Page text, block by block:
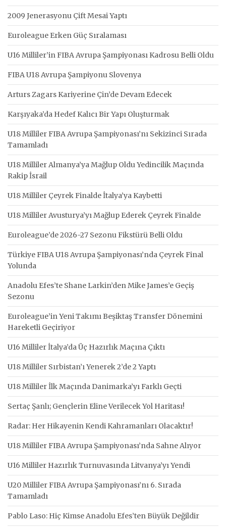
2009 Jenerasyonu Çift Mesai Yaptı
Euroleague Erken Güç Sıralaması
U16 Milliler’in FIBA Avrupa Şampiyonası Kadrosu Belli Oldu
FIBA U18 Avrupa Şampiyonu Slovenya
Arturs Zagars Kariyerine Çin’de Devam Edecek
Karşıyaka’da Hedef Kalıcı Bir Yapı Oluşturmak
U18 Milliler FIBA Avrupa Şampiyonası’nı Sekizinci Sırada
Tamamladı
U18 Milliler Almanya’ya Mağlup Oldu Yedincilik Maçında
Rakip İsrail
U18 Milliler Çeyrek Finalde İtalya’ya Kaybetti
U18 Milliler Avusturya’yı Mağlup Ederek Çeyrek Finalde
Euroleague’de 2026-27 Sezonu Fikstürü Belli Oldu
Türkiye FIBA U18 Avrupa Şampiyonası’nda Çeyrek Final
Yolunda
Anadolu Efes’te Shane Larkin’den Mike James’e Geçiş
Sezonu
Euroleague’in Yeni Takımı Beşiktaş Transfer Dönemini
Hareketli Geçiriyor
U16 Milliler İtalya’da Üç Hazırlık Maçına Çıktı
U18 Milliler Sırbistan’ı Yenerek 2’de 2 Yaptı
U18 Milliler İlk Maçında Danimarka’yı Farklı Geçti
Sertaç Şanlı; Gençlerin Eline Verilecek Yol Haritası!
Radar: Her Hikayenin Kendi Kahramanları Olacaktır!
U18 Milliler FIBA Avrupa Şampiyonası’nda Sahne Alıyor
U16 Milliler Hazırlık Turnuvasında Litvanya’yı Yendi
U20 Milliler FIBA Avrupa Şampiyonası’nı 6. Sırada
Tamamladı
Pablo Laso: Hiç Kimse Anadolu Efes’ten Büyük Değildir